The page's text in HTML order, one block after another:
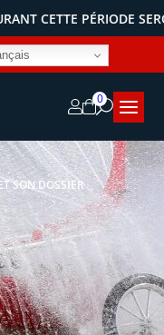
PÉRIODE SERONT
0
SON DOSSIER